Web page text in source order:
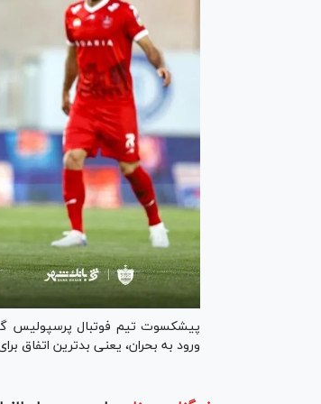
پیشکسوت تیم فوتبال پرسپولیس
ورود به بحران، یعنی بدترین اتفاق